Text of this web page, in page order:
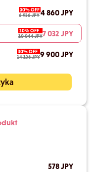
30% OFF
6 936 JPY4 860 JPY
30% OFF
10 044 JPY7 032 JPY
30% OFF
14 136 JPY9 900 JPY
578 JPY